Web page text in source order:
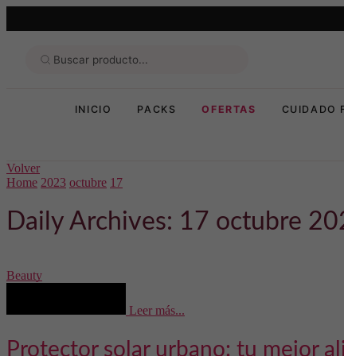
INICIO PACKS OFERTAS CUIDADO
Volver
Home 2023 octubre 17
Daily Archives: 17 octubre
Beauty
Leer más...
Protector solar urbano: tu mejor